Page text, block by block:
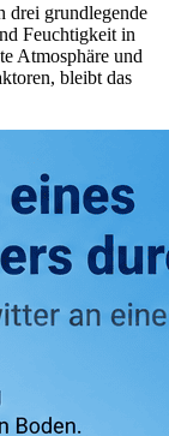
drei grundlegende
Feuchtigkeit in
Atmosphäre und
bleibt das